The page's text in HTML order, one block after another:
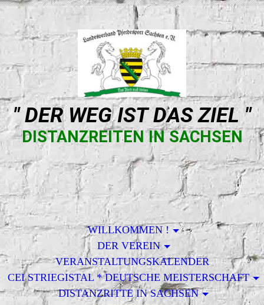
" DER WEG IST DAS ZIEL "
DISTANZREITEN IN SACHSEN
WILLKOMMEN !
DER VEREIN
VERANSTALTUNGSKALENDER
CEI STRIEGISTAL * DEUTSCHE MEISTERSCHAFT
DISTANZRITTE IN SACHSEN